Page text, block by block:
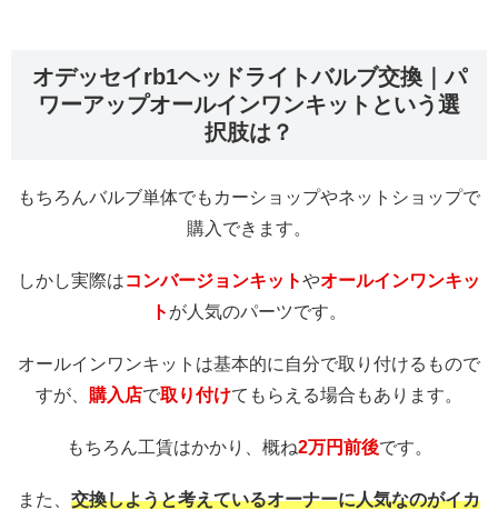
オデッセイrb1ヘッドライトバルブ交換｜パ
ワーアップオールインワンキットという選
択肢は？
もちろんバルブ単体でもカーショップやネットショップで
購入できます。
しかし実際はコンバージョンキットやオールインワンキッ
ト が人気のパーツです。
オールインワンキットは基本的に自分で取り付けるもので
すが、 購入店で取り付けてもらえる場合もあります。
もちろん工賃はかかり、概ね2万円前後です。
また、 交換しようと考えているオーナーに人気なのがイカ